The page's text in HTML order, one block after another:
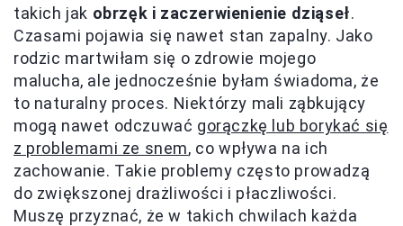
takich jak obrzęk i zaczerwienienie dziąseł.
Czasami pojawia się nawet stan zapalny. Jako
rodzic martwiłam się o zdrowie mojego
malucha, ale jednocześnie byłam świadoma, że
to naturalny proces. Niektórzy mali ząbkujący
mogą nawet odczuwać gorączkę lub borykać się
z problemami ze snem, co wpływa na ich
zachowanie. Takie problemy często prowadzą
do zwiększonej drażliwości i płaczliwości.
Muszę przyznać, że w takich chwilach każda